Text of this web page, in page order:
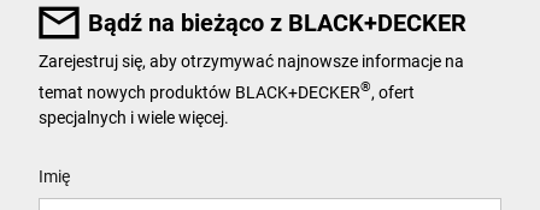
Bądź na bieżąco z BLACK+DECKER
Zarejestruj się, aby otrzymywać najnowsze informacje na
temat nowych produktów BLACK+DECKER® , ofert
specjalnych i wiele więcej.
Imię